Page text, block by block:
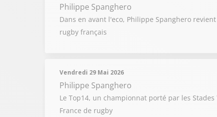
Philippe Spanghero
Dans en avant l'eco, Philippe Spanghero
rugby français
Vendredi 29 Mai 2026
Philippe Spanghero
Le Top14, un championnat porté par les
France de rugby